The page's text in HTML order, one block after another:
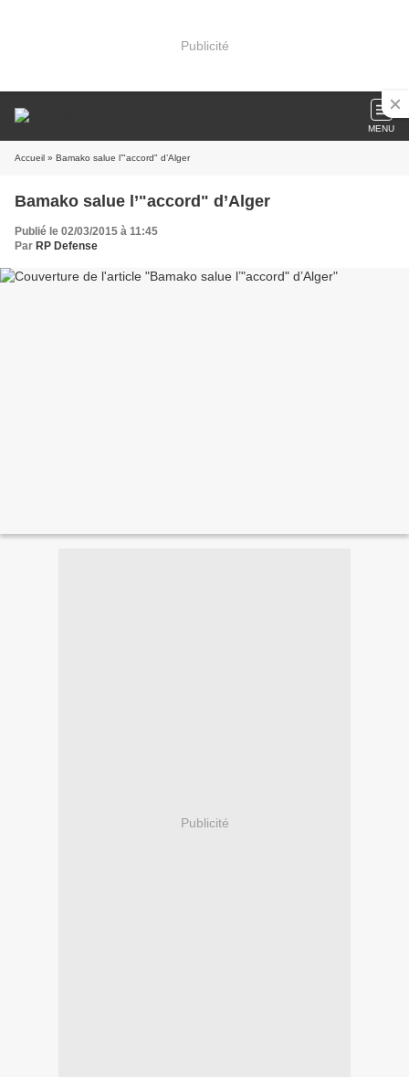
Publicité
MENU
Accueil » Bamako salue l’"accord" d’Alger
Bamako salue l’"accord" d’Alger
Publié le 02/03/2015 à 11:45
Par RP Defense
Publicité